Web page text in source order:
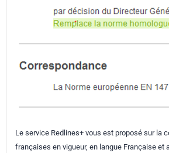
Le service Redlines+ vous est proposé sur la
françaises en vigueur, en langue Française et